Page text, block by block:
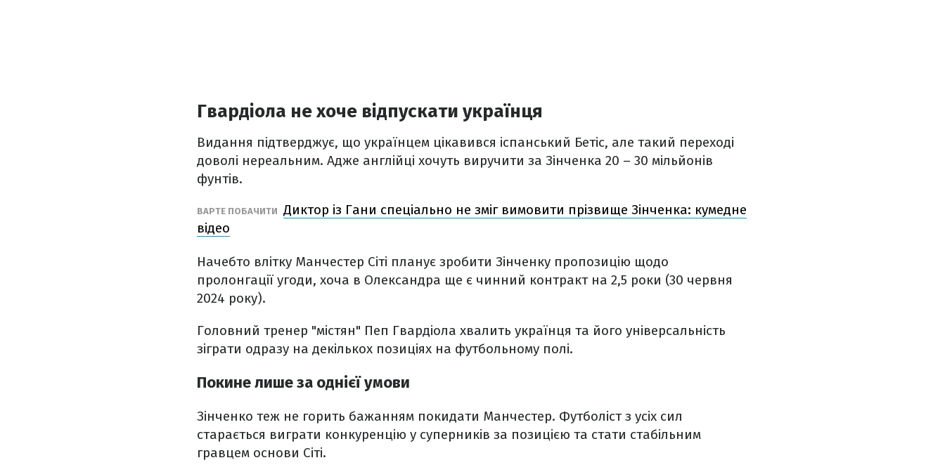
Гвардіола не хоче відпускати українця
Видання підтверджує, що українцем цікавився іспанський Бетіс, але такий переході
доволі нереальним. Адже англійці хочуть виручити за Зінченка 20 – 30 мільйонів
фунтів.
ВАРТЕ ПОБАЧИТИ Диктор із Гани спеціально не зміг вимовити прізвище Зінченка: кумедне
відео
Начебто влітку Манчестер Сіті планує зробити Зінченку пропозицію щодо
пролонгації угоди, хоча в Олександра ще є чинний контракт на 2,5 роки (30 червня
2024 року).
Головний тренер "містян" Пеп Гвардіола хвалить українця та його універсальність
зіграти одразу на декількох позиціях на футбольному полі.
Покине лише за однієї умови
Зінченко теж не горить бажанням покидати Манчестер. Футболіст з усіх сил
старається виграти конкуренцію у суперників за позицією та стати стабільним
гравцем основи Сіті.